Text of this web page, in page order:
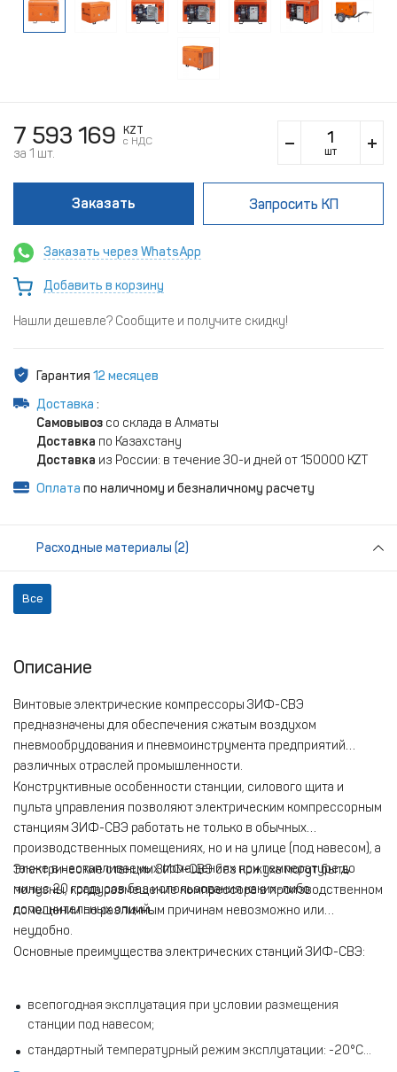
7 593 169
KZT
c НДС
за 1 шт. шт
Заказать Запросить КП
Заказать через WhatsApp
Добавить в корзину
Нашли дешевле? Сообщите и получите скидку!
Гарантия 12 месяцев
Доставка :
Самовывоз со склада в Алматы
Доставка по Казахстану
Доставка из России: в течение 30-и дней от 150000 KZT
Оплата по наличному и безналичному расчету
Расходные материалы (2)
Все
Описание
Винтовые электрические компрессоры ЗИФ-СВЭ
предназначены для обеспечения сжатым воздухом
пневмообрудования и пневмоинструмента предприятий
различных отраслей промышленности.
Конструктивные особенности станции, силового щита и
пульта управления позволяют электрическим компрессорным
станциям ЗИФ-СВЭ работать не только в обычных
производственных помещениях, но и на улице (под навесом), а
также в неотапливаемых помещениях при температуре до
минус 20 градусов без использования каких-либо
дополнительных опций.
Электрические станции ЗИФ-СВЭ без кожуха могут быть
полезны, когда размещение компрессора в производственном
помещении по различным причинам невозможно или
неудобно.
Основные преимущества электрических станций ЗИФ-СВЭ:
всепогодная эксплуатация при условии размещения
станции под навесом;
стандартный температурный режим эксплуатации: -20°С...